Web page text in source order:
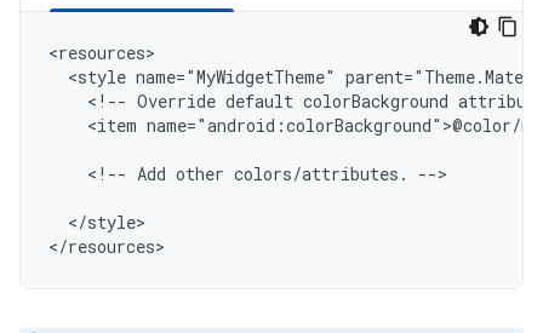
<style name="MyWidgetTheme"
<!-- Override default colorBackground
<item name="android:colorBackground">@color/
<!-- Add other colors/attributes. -->
</style>